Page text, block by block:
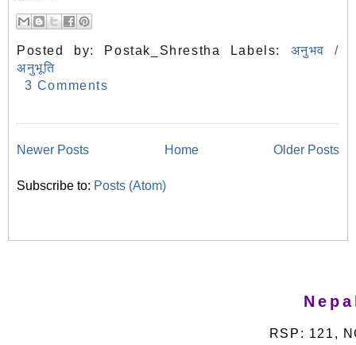
Posted by: Postak_Shrestha Labels: अनुभव /
अनुभूति
3 Comments
Newer Posts Older Posts
Home
Subscribe to: Posts (Atom)
RSP: 121,